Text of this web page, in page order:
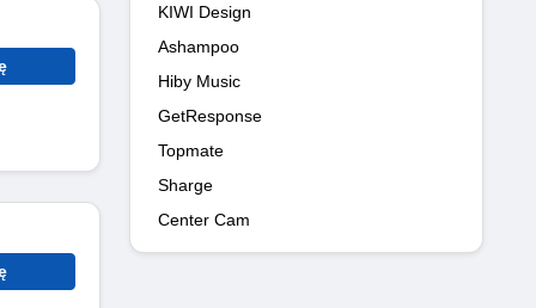
KIWI Design
Ashampoo
Hiby Music
GetResponse
Topmate
Sharge
Center Cam